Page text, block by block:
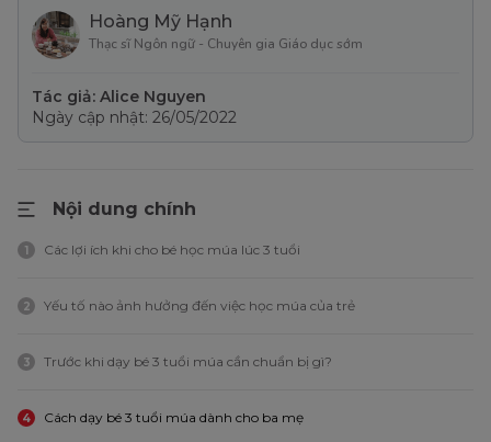
Hoàng Mỹ Hạnh
Thạc sĩ Ngôn ngữ - Chuyên gia Giáo dục sớm
Tác giả: Alice Nguyen
Ngày cập nhật: 26/05/2022
Nội dung chính
1 Các lợi ích khi cho bé học múa lúc 3 tuổi
2 Yếu tố nào ảnh hưởng đến việc học múa của trẻ
3 Trước khi dạy bé 3 tuổi múa cần chuẩn bị gì?
4 Cách dạy bé 3 tuổi múa dành cho ba mẹ